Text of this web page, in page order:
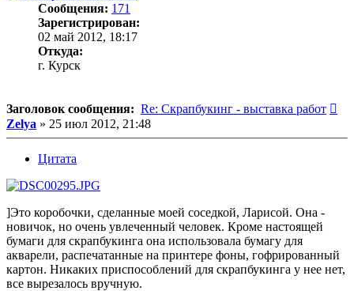
Сообщения: 171
Зарегистрирован:
02 май 2012, 18:17
Откуда:
г. Курск
Заголовок сообщения: Re: Скрапбукинг - выставка работ
Zelya » 25 июл 2012, 21:48
Цитата
]Это коробочки, сделанные моей соседкой, Ларисой. Она -
новичок, но очень увлеченный человек. Кроме настоящей
бумаги для скрапбукинга она использовала бумагу для
акварели, распечатанные на принтере фоны, гофрированный
картон. Никаких приспособлений для скрапбукинга у нее нет,
все вырезалось вручную.